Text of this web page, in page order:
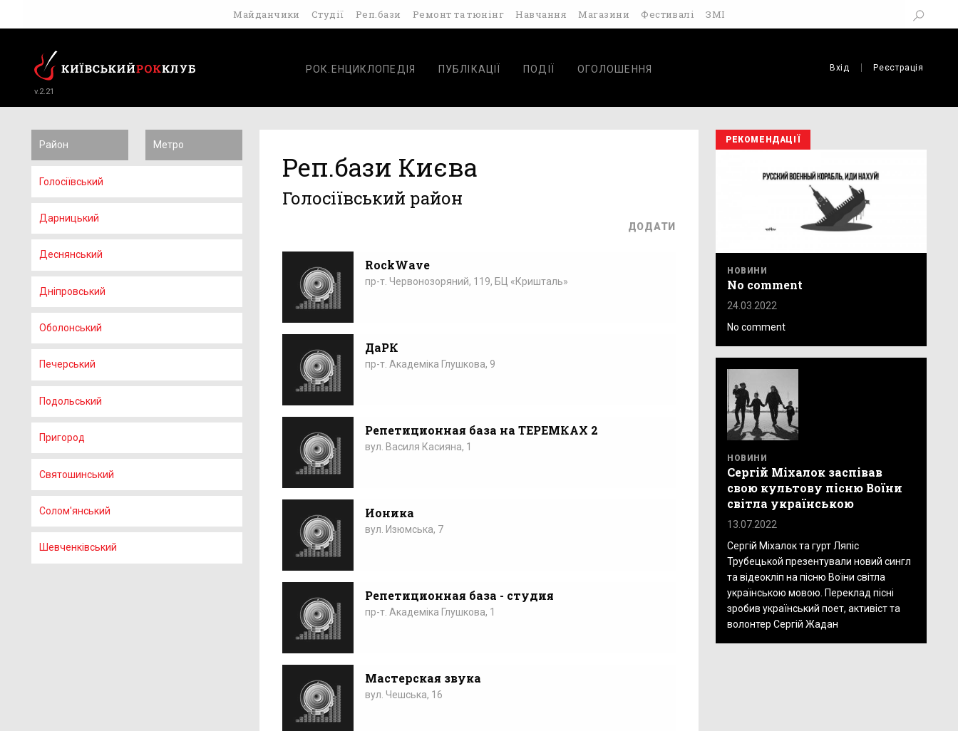
Майданчики Студії Реп.бази Ремонт та тюнінг Навчання Магазини Фестивалі ЗМІ
v.2.21
РОК.ЕНЦИКЛОПЕДІЯ ПУБЛІКАЦІЇ ПОДІЇ ОГОЛОШЕННЯ Вхід Реєстрація
Район Метро
Голосіївський
Дарницький
Деснянський
Дніпровський
Оболонський
Печерський
Подольський
Пригород
Святошинський
Солом'янський
Шевченківський
Реп.бази Києва
Голосіївський район
ДОДАТИ
RockWave
пр-т. Червонозоряний, 119, БЦ «Кришталь»
ДаРК
пр-т. Академіка Глушкова, 9
Репетиционная база на ТЕРЕМКАХ 2
вул. Василя Касияна, 1
Ионика
вул. Изюмська, 7
Репетиционная база - студия
пр-т. Академіка Глушкова, 1
Мастерская звука
вул. Чешська, 16
РЕКОМЕНДАЦІЇ
НОВИНИ
No comment
24.03.2022
No comment
НОВИНИ
Сергій Міхалок заспівав
свою культову пісню Воїни
світла українською
13.07.2022
Сергій Міхалок та гурт Ляпіс
Трубецькой презентували новий сингл
та відеокліп на пісню Воїни світла
українською мовою. Переклад пісні
зробив український поет, активіст та
волонтер Сергій Жадан